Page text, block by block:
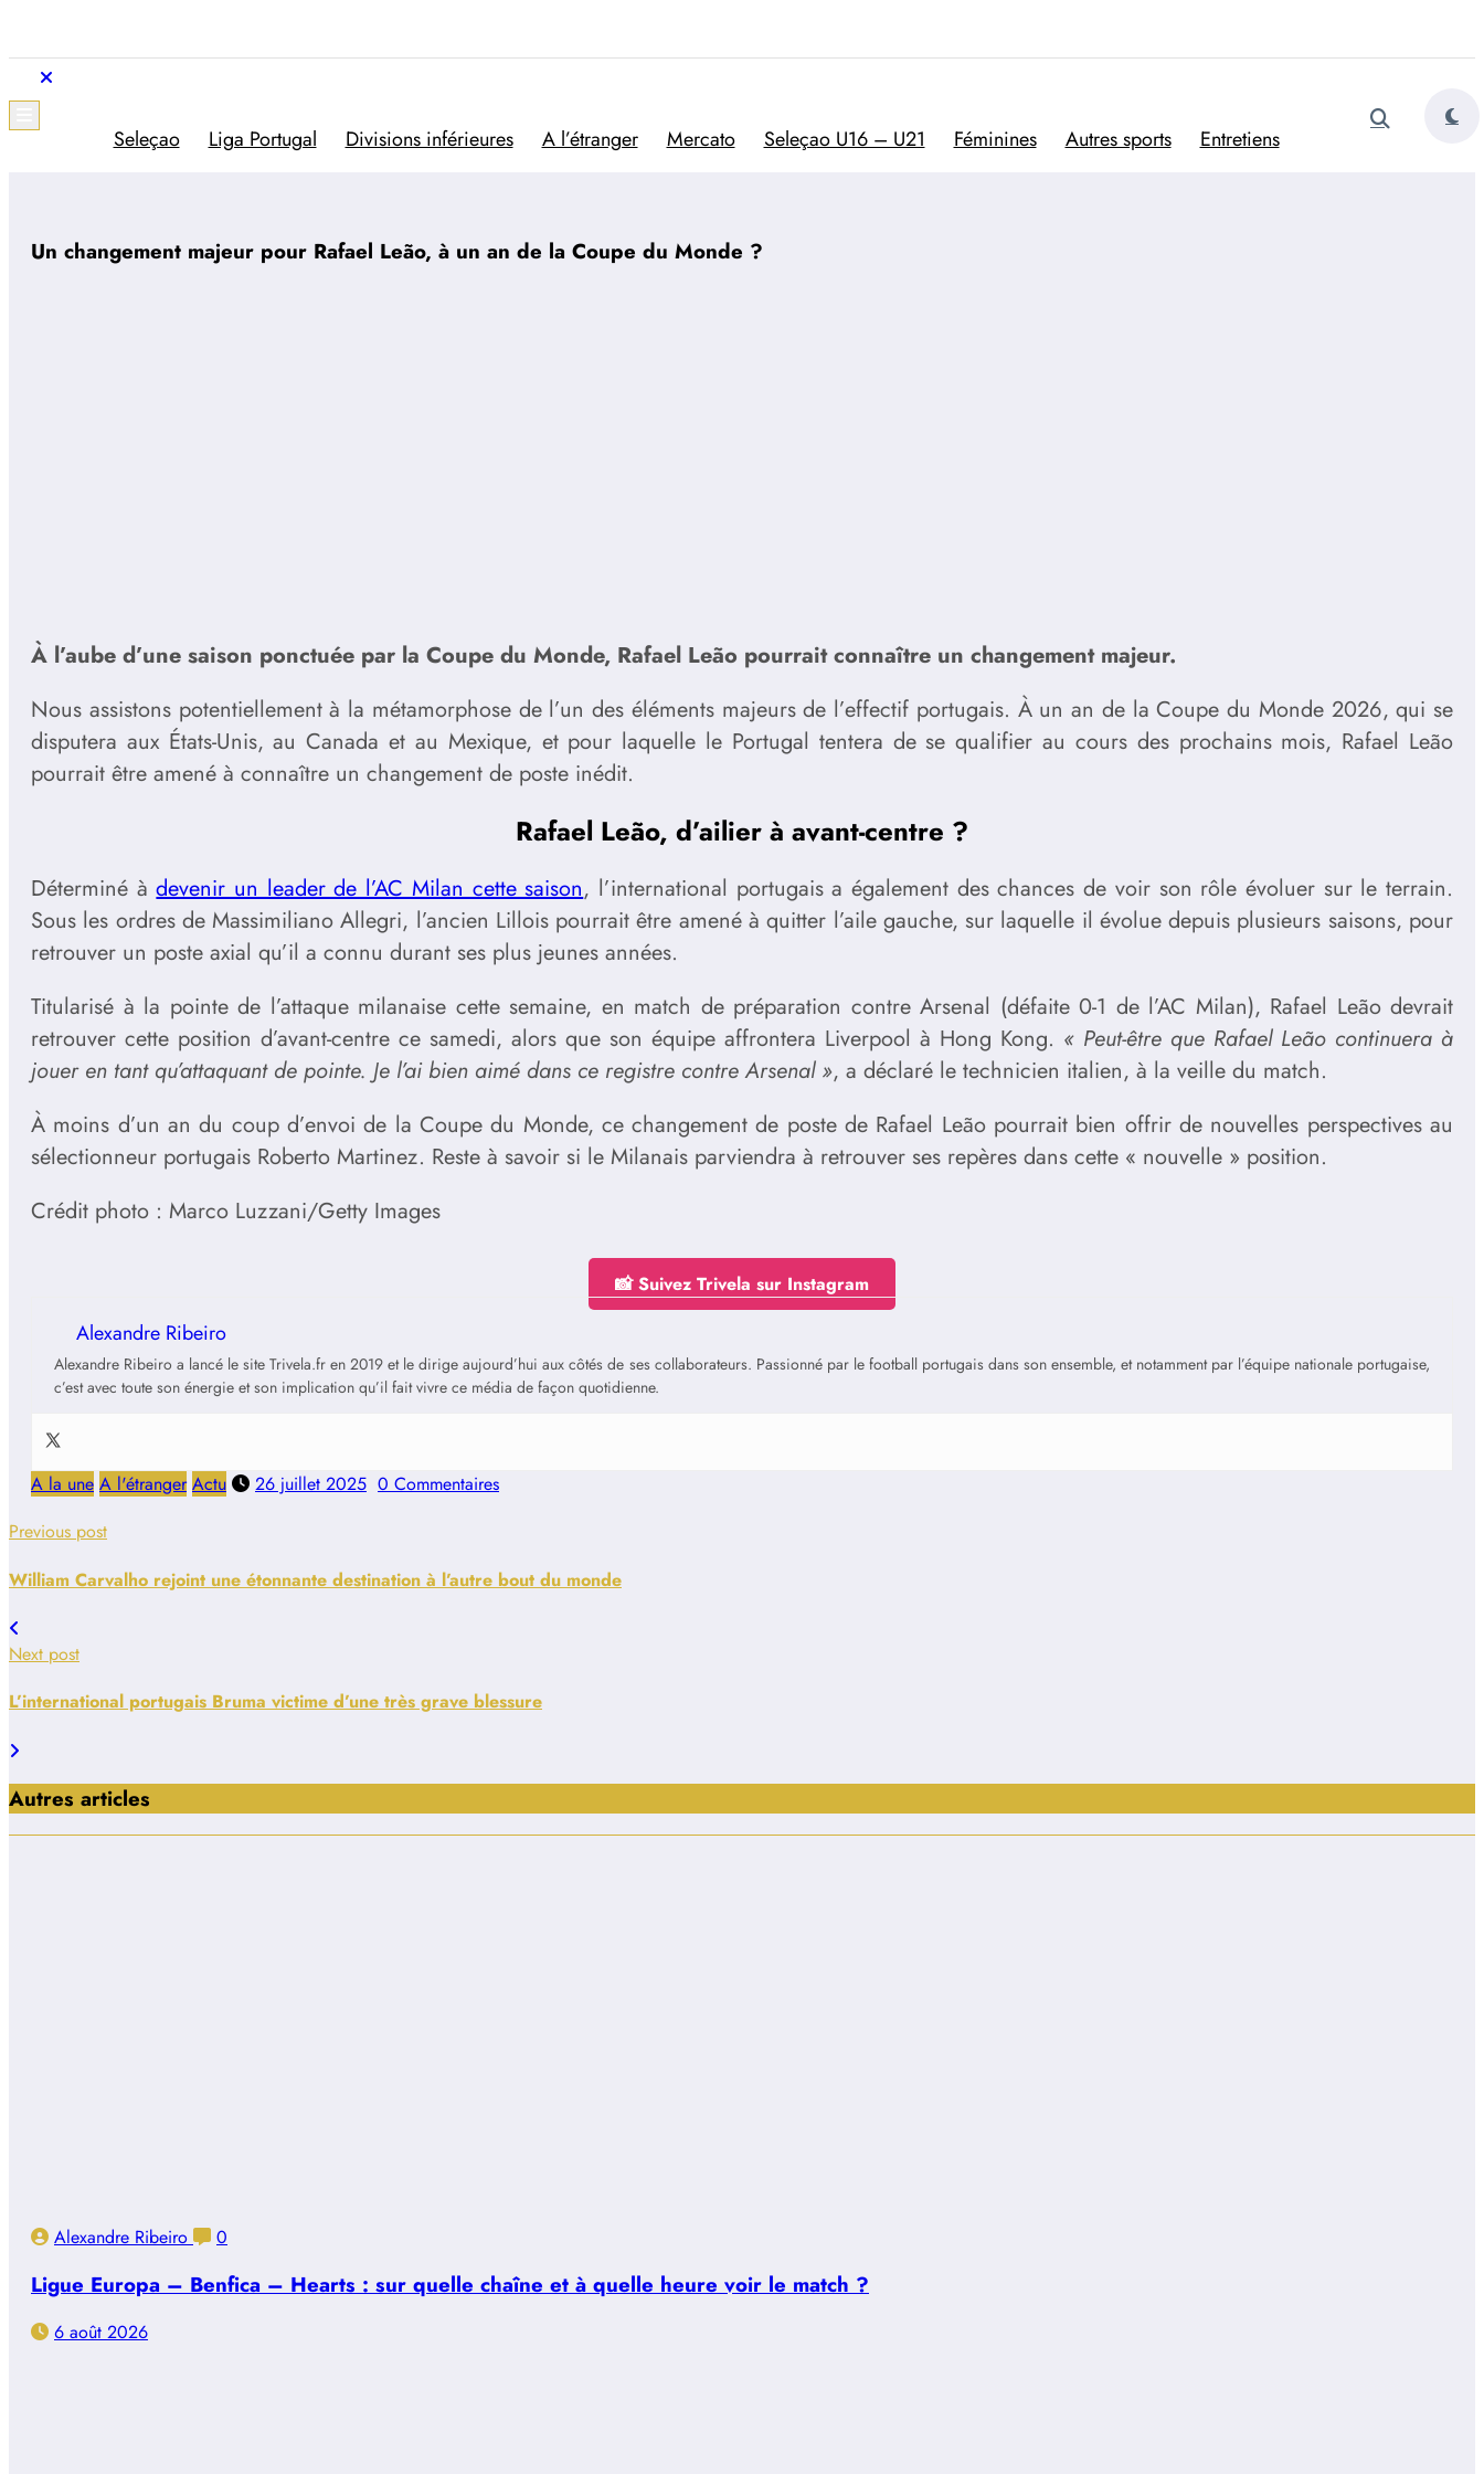
contenu
Trivela
L'actualité du football portugais
Seleçao Liga Portugal Divisions inférieures A l’étranger Mercato Seleçao U16 – U21 Féminines Autres sports Entretiens
Un changement majeur pour Rafael Leão, à un an de la Coupe du Monde ?
À l’aube d’une saison ponctuée par la Coupe du Monde, Rafael Leão pourrait connaître un changement majeur.
Nous assistons potentiellement à la métamorphose de l’un des éléments majeurs de l’effectif portugais. À un an de la Coupe du Monde 2026, qui se
disputera aux États-Unis, au Canada et au Mexique, et pour laquelle le Portugal tentera de se qualifier au cours des prochains mois, Rafael Leão
pourrait être amené à connaître un changement de poste inédit.
Rafael Leão, d’ailier à avant-centre ?
Déterminé àdevenir un leader de l’AC Milan cette saison, l’international portugais a également des chances de voir son rôle évoluer sur le terrain.
Sous les ordres de Massimiliano Allegri, l’ancien Lillois pourrait être amené à quitter l’aile gauche, sur laquelle il évolue depuis plusieurs saisons, pour
retrouver un poste axial qu’il a connu durant ses plus jeunes années.
Titularisé à la pointe de l’attaque milanaise cette semaine, en match de préparation contre Arsenal (défaite 0-1 de l’AC Milan), Rafael Leão devrait
retrouver cette position d’avant-centre ce samedi, alors que son équipe affrontera Liverpool à Hong Kong. « Peut-être que Rafael Leão continuera à
jouer en tant qu’attaquant de pointe. Je l’ai bien aimé dans ce registre contre Arsenal », a déclaré le technicien italien, à la veille du match.
À moins d’un an du coup d’envoi de la Coupe du Monde, ce changement de poste de Rafael Leão pourrait bien offrir de nouvelles perspectives au
sélectionneur portugais Roberto Martinez. Reste à savoir si le Milanais parviendra à retrouver ses repères dans cette « nouvelle » position.
Crédit photo : Marco Luzzani/Getty Images
📸 Suivez Trivela sur Instagram
Alexandre Ribeiro
Alexandre Ribeiro a lancé le site Trivela.fr en 2019 et le dirige aujourd’hui aux côtés de ses collaborateurs. Passionné par le football portugais dans son ensemble, et notamment par l’équipe nationale portugaise,
c’est avec toute son énergie et son implication qu’il fait vivre ce média de façon quotidienne.
A la une A l'étranger Actu 26 juillet 2025 0 Commentaires
Previous post
William Carvalho rejoint une étonnante destination à l’autre bout du monde
Next post
L’international portugais Bruma victime d’une très grave blessure
Autres articles
Alexandre Ribeiro 0
Ligue Europa – Benfica – Hearts : sur quelle chaîne et à quelle heure voir le match ?
6 août 2026